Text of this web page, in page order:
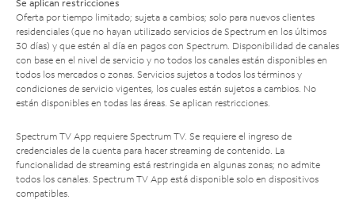
Se aplican restricciones
Oferta por tiempo limitado; sujeta a cambios; solo para nuevos clientes
residenciales (que no hayan utilizado servicios de Spectrum en los últimos
30 días) y que estén al día en pagos con Spectrum. Disponibilidad de canales
con base en el nivel de servicio y no todos los canales están disponibles en
todos los mercados o zonas. Servicios sujetos a todos los términos y
condiciones de servicio vigentes, los cuales están sujetos a cambios. No
están disponibles en todas las áreas. Se aplican restricciones.
Spectrum TV App requiere Spectrum TV. Se requiere el ingreso de
credenciales de la cuenta para hacer streaming de contenido. La
funcionalidad de streaming está restringida en algunas zonas; no admite
todos los canales. Spectrum TV App está disponible solo en dispositivos
compatibles.